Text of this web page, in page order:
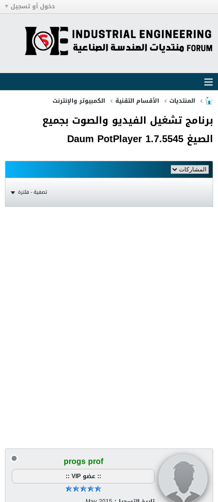
دخول أو تسجيل
المنتديات الأقسام التقنية الكمبيوتر والإنترنت
برنامج تشغيل الفيديو والصوت بجميع
الصيغ Daum PotPlayer 1.7.5545
تصفية - فلترة
progs prof
:: عضو VIP ::